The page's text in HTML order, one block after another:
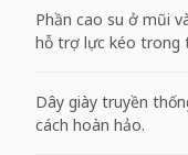
Phần cao su ở mũi
hỗ trợ lực kéo trong
Dây giày truyền
cách hoàn hảo.